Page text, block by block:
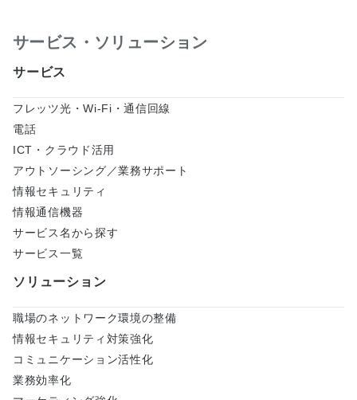
サービス・ソリューション
サービス
フレッツ光・Wi-Fi・通信回線
電話
ICT・クラウド活用
アウトソーシング／業務サポート
情報セキュリティ
情報通信機器
サービス名から探す
サービス一覧
ソリューション
職場のネットワーク環境の整備
情報セキュリティ対策強化
コミュニケーション活性化
業務効率化